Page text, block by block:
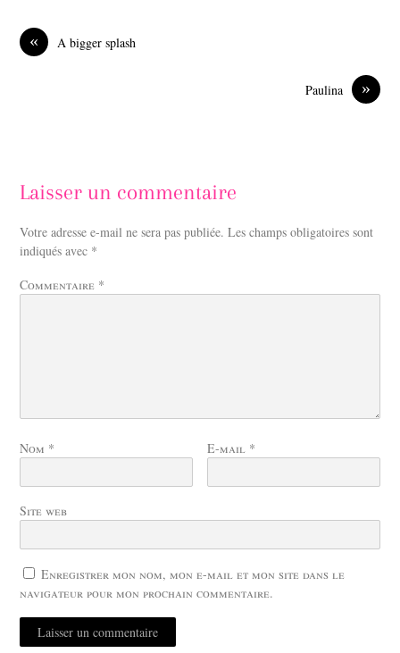
o
o
k
I
« A bigger splash
»
Paulina
Laisser un commentaire
Votre adresse e-mail ne sera pas publiée. Les champs obligatoires sont
indiqués avec *
Commentaire *
Nom * E-mail *
Site web
Enregistrer mon nom, mon e-mail et mon site dans le
navigateur pour mon prochain commentaire.